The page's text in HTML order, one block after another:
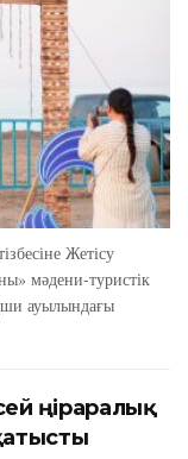
Жетісу
мәдени-туристік
ауылындағы
өңіраралық